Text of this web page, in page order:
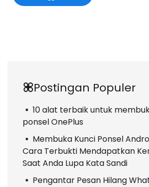
Postingan Populer
10 alat terbaik untuk
ponsel OnePlus
Membuka Kunci Ponsel
Cara Terbukti Mendapatkan
Saat Anda Lupa Kata Sandi
Pengantar Pesan Hilang